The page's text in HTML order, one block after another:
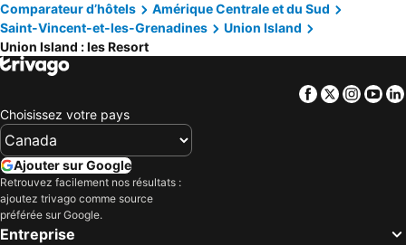
Comparateur d’hôtels
Amérique Centrale et du Sud
Saint-Vincent-et-les-Grenadines
Union Island
Union Island : les Resort
Facebook
Twitter
Choisissez votre pays
Ajouter sur Google
Retrouvez facilement nos résultats :
ajoutez trivago comme source
préférée sur Google.
Entreprise